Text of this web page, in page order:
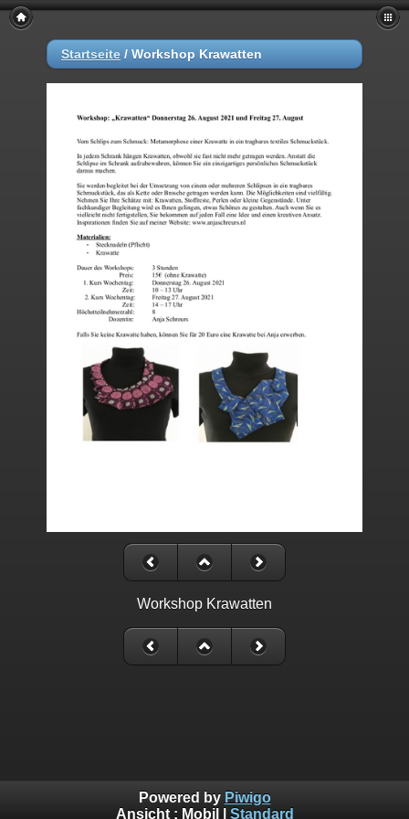
Startseite / Workshop Krawatten
Workshop Krawatten
Powered by Piwigo
Ansicht : Mobil Standard